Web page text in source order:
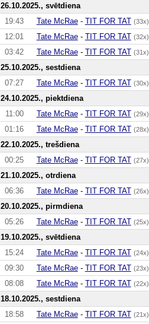
26.10.2025., svētdiena
19:43
Tate McRae- TIT FOR TAT (33x)
12:01
Tate McRae- TIT FOR TAT (32x)
03:42
Tate McRae- TIT FOR TAT (31x)
25.10.2025., sestdiena
07:27
Tate McRae- TIT FOR TAT (30x)
24.10.2025., piektdiena
11:00
Tate McRae- TIT FOR TAT (29x)
01:16
Tate McRae- TIT FOR TAT (28x)
22.10.2025., trešdiena
00:25
Tate McRae- TIT FOR TAT (27x)
21.10.2025., otrdiena
06:36
Tate McRae- TIT FOR TAT (26x)
20.10.2025., pirmdiena
05:26
Tate McRae- TIT FOR TAT (25x)
19.10.2025., svētdiena
15:24
Tate McRae- TIT FOR TAT (24x)
09:30
Tate McRae- TIT FOR TAT (23x)
08:08
Tate McRae- TIT FOR TAT (22x)
18.10.2025., sestdiena
18:58
Tate McRae- TIT FOR TAT (21x)